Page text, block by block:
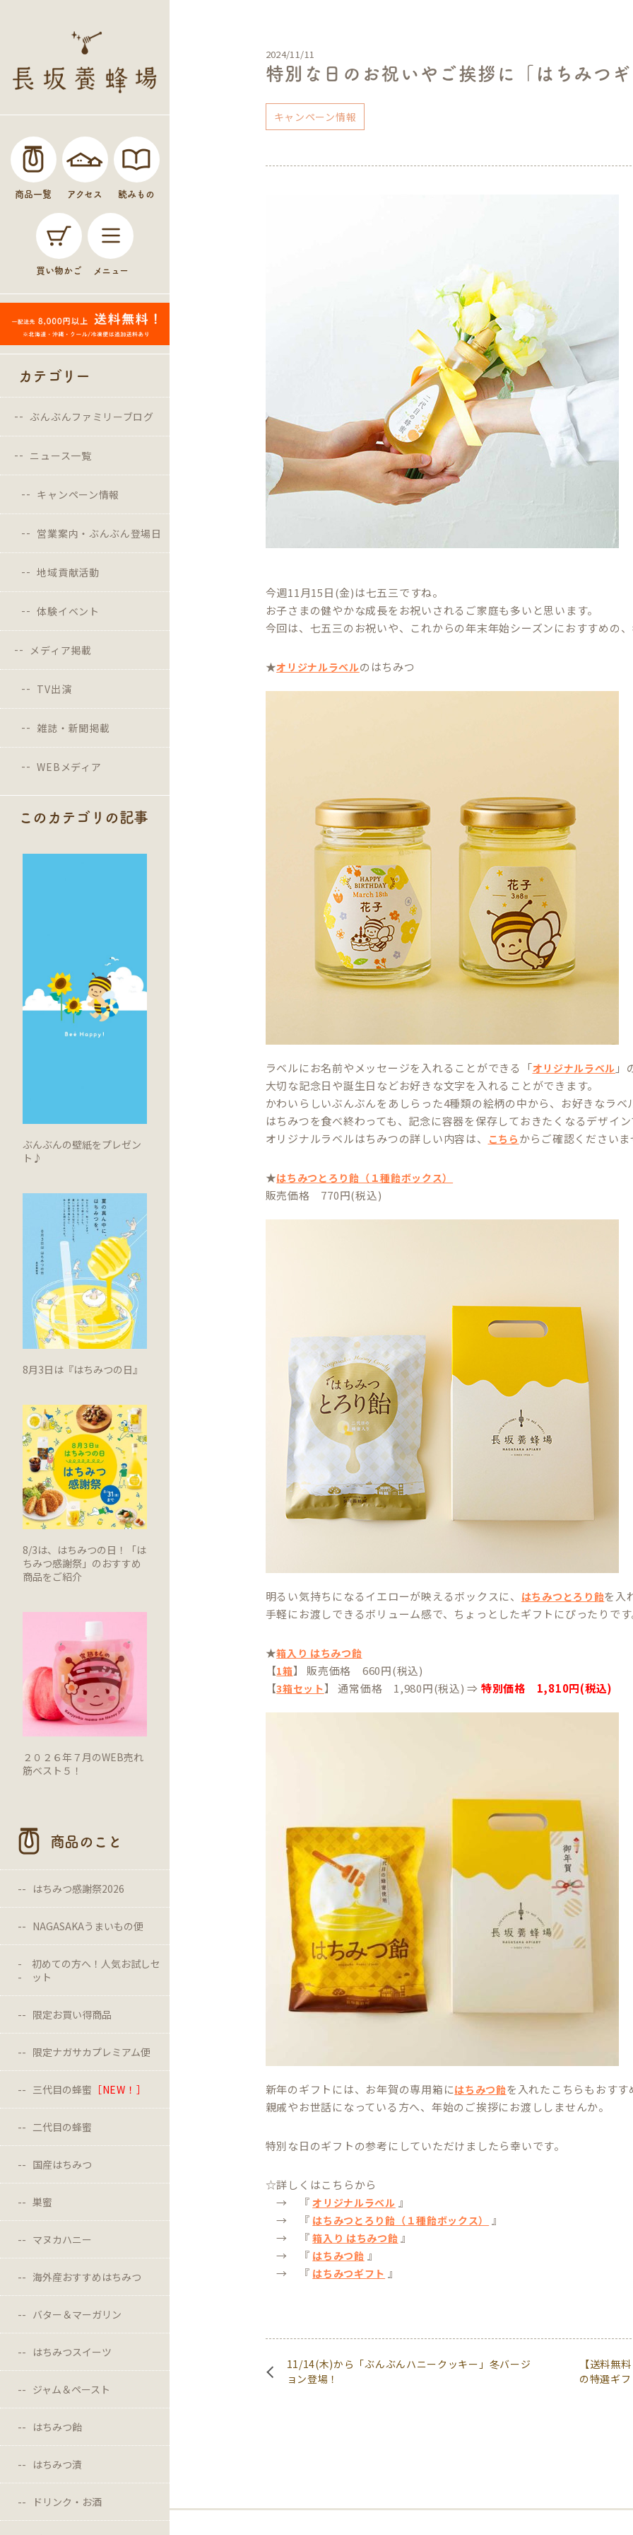
商品一覧 アクセス 読みもの
買い物かご メニュー
カテゴリー
ぶんぶんファミリーブログ
ニュース一覧
キャンペーン情報
営業案内・ぶんぶん登場日
地域貢献活動
体験イベント
メディア掲載
TV出演
雑誌・新聞掲載
WEBメディア
このカテゴリの記事
ぶんぶんの壁紙をプレゼン
ト♪
8月3日は『はちみつの日』
8/3は、はちみつの日！「は
ちみつ感謝祭」のおすすめ
商品をご紹介
２０２６年７月のWEB売れ
筋ベスト５！
商品のこと
はちみつ感謝祭2026
NAGASAKAうまいもの便
初めての方へ！人気お試しセ
ット
限定お買い得商品
限定ナガサカプレミアム便
三代目の蜂蜜 ［NEW！］
二代目の蜂蜜
国産はちみつ
巣蜜
マヌカハニー
海外産おすすめはちみつ
バター＆マーガリン
はちみつスイーツ
ジャム＆ペースト
はちみつ飴
はちみつ漬
ドリンク・お酒
2024/11/11
特別な日のお祝いやご挨拶に「はちみつ
キャンペーン情報
今週11月15日(金)は七五三ですね。
お子さまの健やかな成長をお祝いされるご家庭も多いと思います。
今回は、七五三のお祝いや、これからの年末年始シーズンにおすすめの
★オリジナルラベルのはちみつ
ラベルにお名前やメッセージを入れることができる「オリジナルラベル 」
大切な記念日や誕生日などお好きな文字を入れることができます。
かわいらしいぶんぶんをあしらった4種類の絵柄の中から、お好きなラベ
はちみつを食べ終わっても、記念に容器を保存しておきたくなるデザイ
オリジナルラベルはちみつの詳しい内容は、
こちら からご確認ください
★はちみつとろり飴（１種飴ボックス）
販売価格 770円(税込)
明るい気持ちになるイエローが映えるボックスに、 はちみつとろり飴を入
手軽にお渡しできるボリューム感で、ちょっとしたギフトにぴったりで
★箱入り はちみつ飴
【1箱】 販売価格 660円(税込)
【3箱セット】 通常価格 1,980円(税込) ⇒ 特別価格 1,810円(税込)
新年のギフトには、お年賀の専用箱にはちみつ飴を入れたこちらもおすす
親戚やお世話になっている方へ、年始のご挨拶にお渡ししませんか。
特別な日のギフトの参考にしていただけましたら幸いです。
☆詳しくはこちらから
→ 『オリジナルラベル 』
→ 『 はちみつとろり飴（１種飴ボックス）
』
→ 『箱入り はちみつ飴 』
→ 『 はちみつ飴 』
→ 『 はちみつギフト 』
11/14(木)から「ぶんぶんハニークッキー」冬バージ
ョン登場！
【送料無
の特選ギ